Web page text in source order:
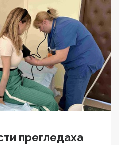
прегледаха